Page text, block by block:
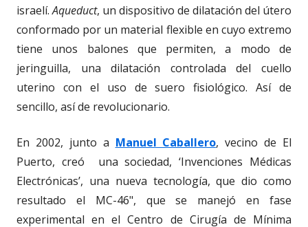
israelí.Aqueduct, un dispositivo de dilatación del útero
conformado por un material flexible en cuyo extremo
tiene unos balones que permiten, a modo de
jeringuilla, una dilatación controlada del cuello
uterino con el uso de suero fisiológico. Así de
sencillo, así de revolucionario.
En 2002, junto a Manuel Caballero, vecino de El
Puerto, creó una sociedad, ‘Invenciones Médicas
Electrónicas’, una nueva tecnología, que dio como
resultado el MC-46", que se manejó en fase
experimental en el Centro de Cirugía de Mínima